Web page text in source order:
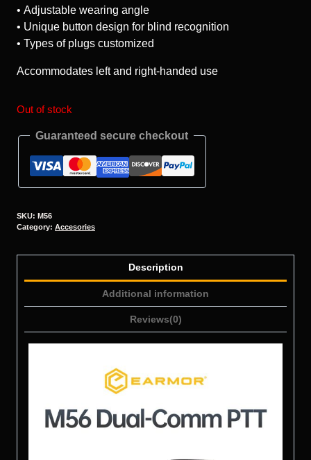
• Adjustable wearing angle
• Unique button design for blind recognition
• Types of plugs customized
Accommodates left and right-handed use
Out of stock
Guaranteed secure checkout
SKU: M56
Category: Accesories
Description
Additional information
Reviews(0)